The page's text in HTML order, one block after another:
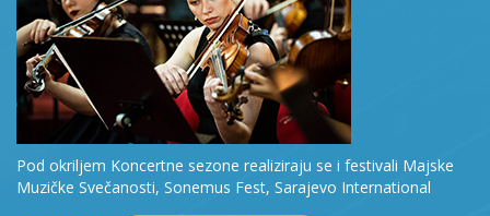
Pod okriljem Koncertne sezone realiziraju se i festivali Majske
Muzičke Svečanosti, Sonemus Fest, Sarajevo International